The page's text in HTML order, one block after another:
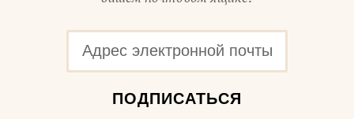
ПОДПИСАТЬСЯ